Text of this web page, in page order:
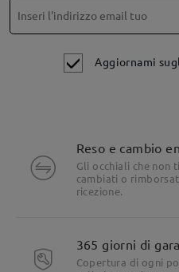
Design unisex moderno
Aggiornami
Reso e cambio
Gli occhiali che non
cambiati o
ricezione.
365 giorni di
Copertura di ogni